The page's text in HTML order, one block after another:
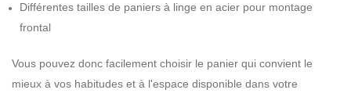
Différentes tailles de paniers à linge en acier pour montage
frontal
Vous pouvez donc facilement choisir le panier qui convient le
mieux à vos habitudes et à l'espace disponible dans votre